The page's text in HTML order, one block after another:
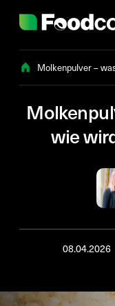
Molkenpulver –
wie
08.04.2026